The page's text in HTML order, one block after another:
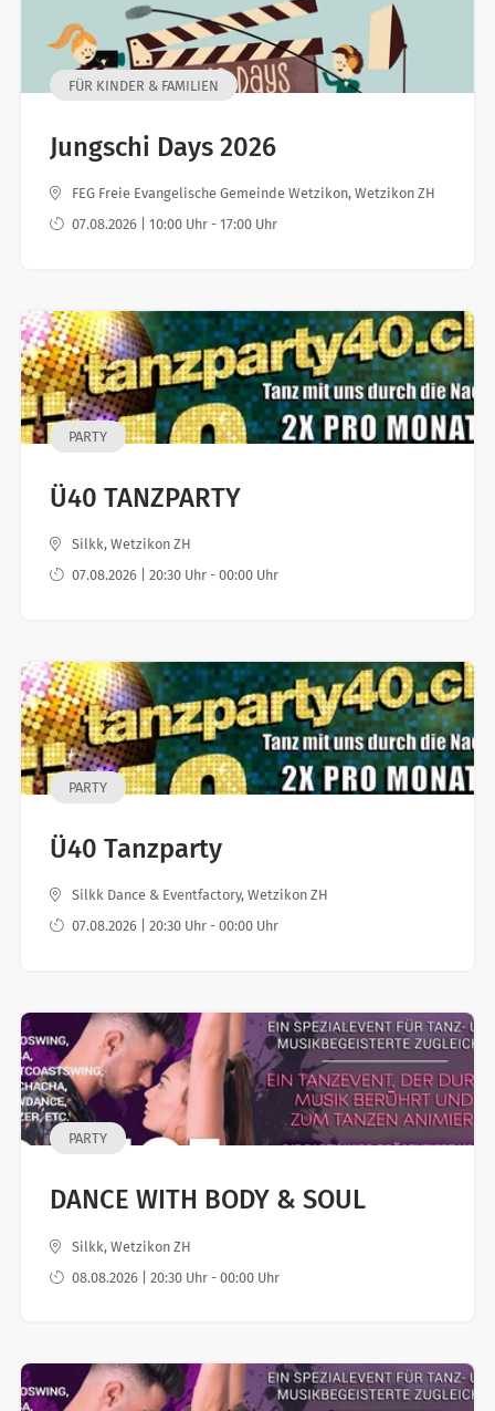
FÜR KINDER & FAMILIEN
Jungschi Days 2026
FEG Freie Evangelische Gemeinde Wetzikon, Wetzikon ZH
07.08.2026 | 10:00 Uhr - 17:00 Uhr
PARTY
Ü40 TANZPARTY
Silkk, Wetzikon ZH
07.08.2026 | 20:30 Uhr - 00:00 Uhr
PARTY
Ü40 Tanzparty
Silkk Dance & Eventfactory, Wetzikon ZH
07.08.2026 | 20:30 Uhr - 00:00 Uhr
PARTY
DANCE WITH BODY & SOUL
Silkk, Wetzikon ZH
08.08.2026 | 20:30 Uhr - 00:00 Uhr